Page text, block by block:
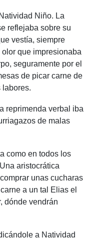
Niño. La
reflejaba sobre su
vestía, siempre
que impresionaba
seguramente por el
de picar carne de
labores.
reprimenda verbal iba
de malas
como en todos los
aristocrática
unas cucharas
a un tal Elias el
dónde vendrán
a Natividad